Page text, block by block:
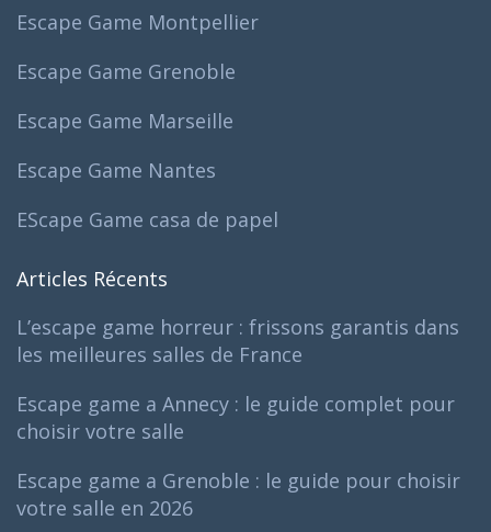
Escape Game Montpellier
Escape Game Grenoble
Escape Game Marseille
Escape Game Nantes
EScape Game casa de papel
Articles Récents
L’escape game horreur : frissons garantis dans
les meilleures salles de France
Escape game a Annecy : le guide complet pour
choisir votre salle
Escape game a Grenoble : le guide pour choisir
votre salle en 2026